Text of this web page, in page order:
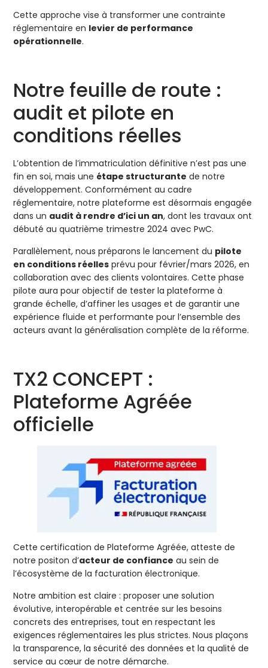
Cette approche vise à transformer une contrainte
réglementaire en levier de performance
opérationnelle.
Notre feuille de route :
audit et pilote en
conditions réelles
L’obtention de l’immatriculation définitive n’est pas une
fin en soi, mais une étape structurante de notre
développement. Conformément au cadre
réglementaire, notre plateforme est désormais engagée
dans un audit à rendre d’ici un an, dont les travaux ont
débuté au quatrième trimestre 2024 avec PwC.
Parallèlement, nous préparons le lancement du pilote
en conditions réelles prévu pour février/mars 2026, en
collaboration avec des clients volontaires. Cette phase
pilote aura pour objectif de tester la plateforme à
grande échelle, d’affiner les usages et de garantir une
expérience fluide et performante pour l’ensemble des
acteurs avant la généralisation complète de la réforme.
TX2 CONCEPT :
Plateforme Agréée
officielle
Cette certification de Plateforme Agréée, atteste de
notre positon d’acteur de confiance au sein de
l’écosystème de la facturation électronique.
Notre ambition est claire : proposer une solution
évolutive, interopérable et centrée sur les besoins
concrets des entreprises, tout en respectant les
exigences réglementaires les plus strictes. Nous plaçons
la transparence, la sécurité des données et la qualité de
service au cœur de notre démarche.